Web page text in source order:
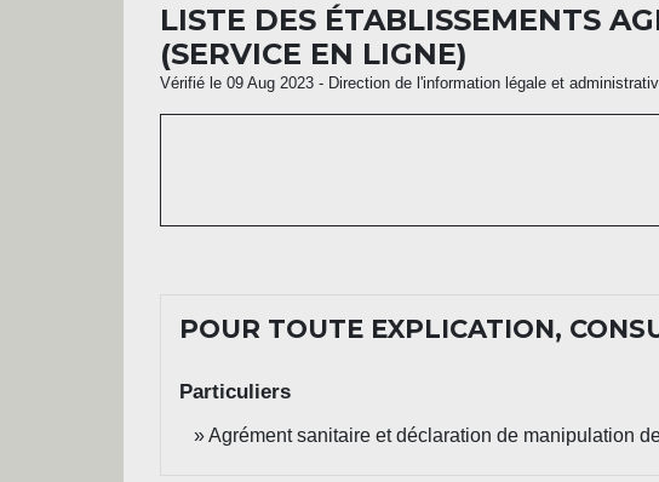
LISTE DES ÉTABLISSEMENTS
(SERVICE EN LIGNE)
Vérifié le 09 Aug 2023 - Direction de l'information légale et
POUR TOUTE EXPLICATION,
Particuliers
Agrément sanitaire et déclaration de manipulation